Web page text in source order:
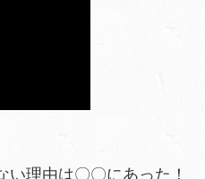
い理由は〇〇にあった！